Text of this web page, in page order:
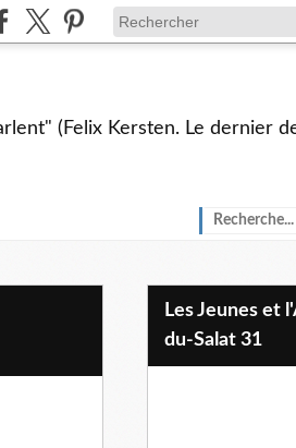
(Felix Kersten. Le dernier
Les Jeunes et l'APEAI Mazères-
du-Salat 31